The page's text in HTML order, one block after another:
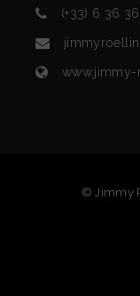
(+33) 6 36
© Jimmy